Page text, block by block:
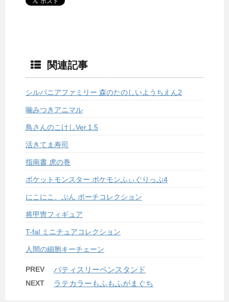
関連記事
シルバニアファミリー 森のたのしいようちえん2
噛みつきアニマル
鳥さんのこけしVer.1.5
活きてま寿司
指南書 虎の巻
ポケットモンスター ポケモンふぃぐりっぷ4
にこにこ、ぷん ポーチコレクション
将甲冑フィギュア
T-fal ミニチュアコレクション
人間の細胞キーチェーン
PREV パティスリーペンスタンド
NEXT ラテカラーもふもふがまぐち